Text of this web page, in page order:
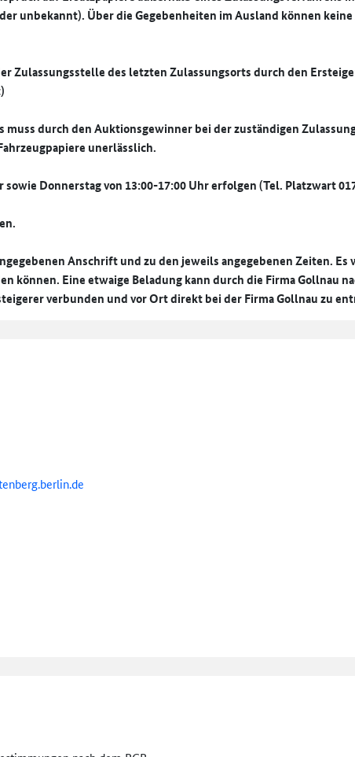
unbekannt). Über die Gegebenheiten im Ausland können keine
des letzten Zulassungsorts durch den
durch den Auktionsgewinner bei der zuständigen
unerlässlich.
Donnerstag von 13:00-17:00 Uhr erfolgen (Tel. Platzwart
Anschrift und zu den jeweils angegebenen Zeiten. Es
können. Eine etwaige Beladung kann durch die Firma Gollnau
verbunden und vor Ort direkt bei der Firma Gollnau zu
berlin.de